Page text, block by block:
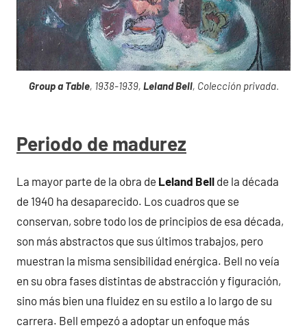
Group a Table, 1938-1939, Leland Bell, Colección privada.
Periodo de madurez
La mayor parte de la obra de Leland Bell de la década
de 1940 ha desaparecido. Los cuadros que se
conservan, sobre todo los de principios de esa década,
son más abstractos que sus últimos trabajos, pero
muestran la misma sensibilidad enérgica. Bell no veía
en su obra fases distintas de abstracción y figuración,
sino más bien una fluidez en su estilo a lo largo de su
carrera. Bell empezó a adoptar un enfoque más